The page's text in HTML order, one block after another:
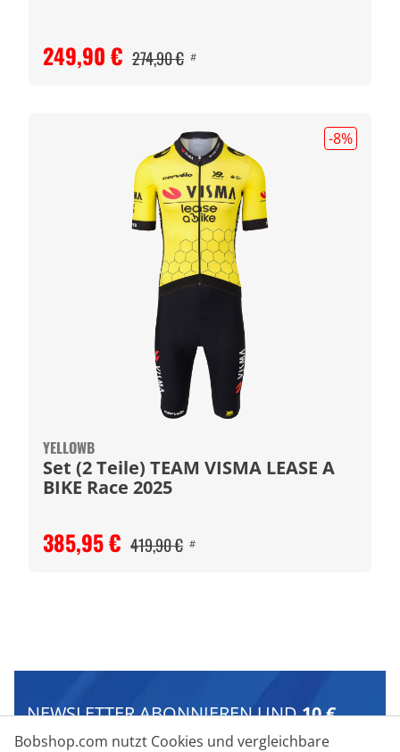
249,90 € 274,90 € #
-8%
YELLOWB
Set (2 Teile) TEAM VISMA LEASE A
BIKE Race 2025
385,95 € 419,90 € #
NEWSLETTER ABONNIEREN UND10 €
WILLKOMMENSGESCHENK SICHERN
Bobshop.com nutzt Cookies und vergleichbare